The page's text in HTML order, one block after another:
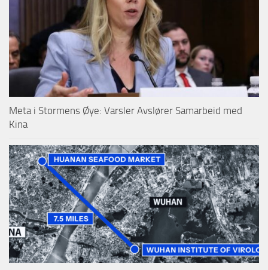
Meta i Stormens Øye: Varsler Avslører Samarbeid med
Kina